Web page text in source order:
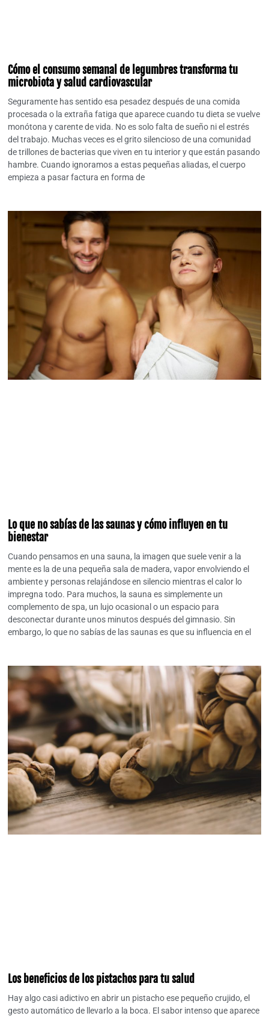
Cómo el consumo semanal de legumbres transforma tu
microbiota y salud cardiovascular
Seguramente has sentido esa pesadez después de una comida
procesada o la extraña fatiga que aparece cuando tu dieta se vuelve
monótona y carente de vida. No es solo falta de sueño ni el estrés
del trabajo. Muchas veces es el grito silencioso de una comunidad
de trillones de bacterias que viven en tu interior y que están pasando
hambre. Cuando ignoramos a estas pequeñas aliadas, el cuerpo
empieza a pasar factura en forma de
Lo que no sabías de las saunas y cómo influyen en tu
bienestar
Cuando pensamos en una sauna, la imagen que suele venir a la
mente es la de una pequeña sala de madera, vapor envolviendo el
ambiente y personas relajándose en silencio mientras el calor lo
impregna todo. Para muchos, la sauna es simplemente un
complemento de spa, un lujo ocasional o un espacio para
desconectar durante unos minutos después del gimnasio. Sin
embargo, lo que no sabías de las saunas es que su influencia en el
Los beneficios de los pistachos para tu salud
Hay algo casi adictivo en abrir un pistacho ese pequeño crujido, el
gesto automático de llevarlo a la boca. El sabor intenso que aparece